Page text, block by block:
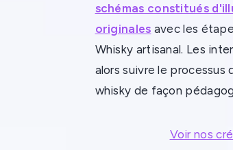
schémas constitués
originales avec les
Whisky artisanal. Les
alors suivre le processus
whisky de façon
Voir nos